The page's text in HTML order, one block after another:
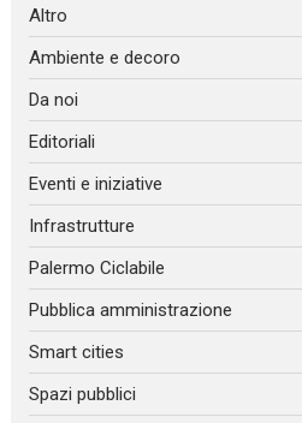
Altro
Ambiente e decoro
Da noi
Editoriali
Eventi e iniziative
Infrastrutture
Palermo Ciclabile
Pubblica amministrazione
Smart cities
Spazi pubblici